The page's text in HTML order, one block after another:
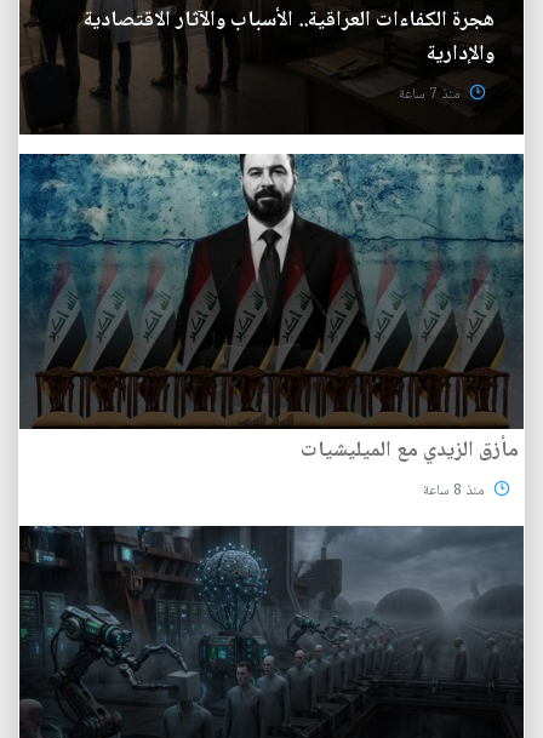
هجرة الكفاءات العراقية.. الأسباب والآثار الاقتصادية
والإدارية
منذ 7 ساعة
مأزق الزيدي مع الميليشيات
منذ 8 ساعة